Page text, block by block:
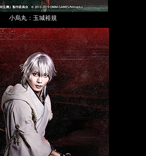
小烏丸：玉城裕規